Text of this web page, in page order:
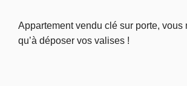
Appartement vendu clé sur porte, vous
qu’à déposer vos valises !